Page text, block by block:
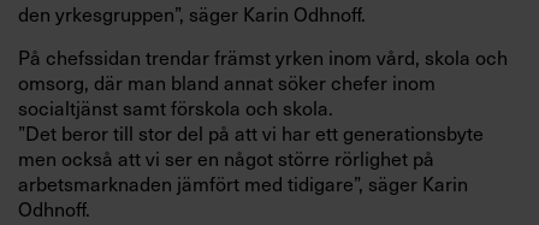
den yrkesgruppen”, säger Karin Odhnoff.
På chefssidan trendar främst yrken inom vård, skola och
omsorg, där man bland annat söker chefer inom
socialtjänst samt förskola och skola.
”Det beror till stor del på att vi har ett generationsbyte
men också att vi ser en något större rörlighet på
arbetsmarknaden jämfört med tidigare”, säger Karin
Odhnoff.